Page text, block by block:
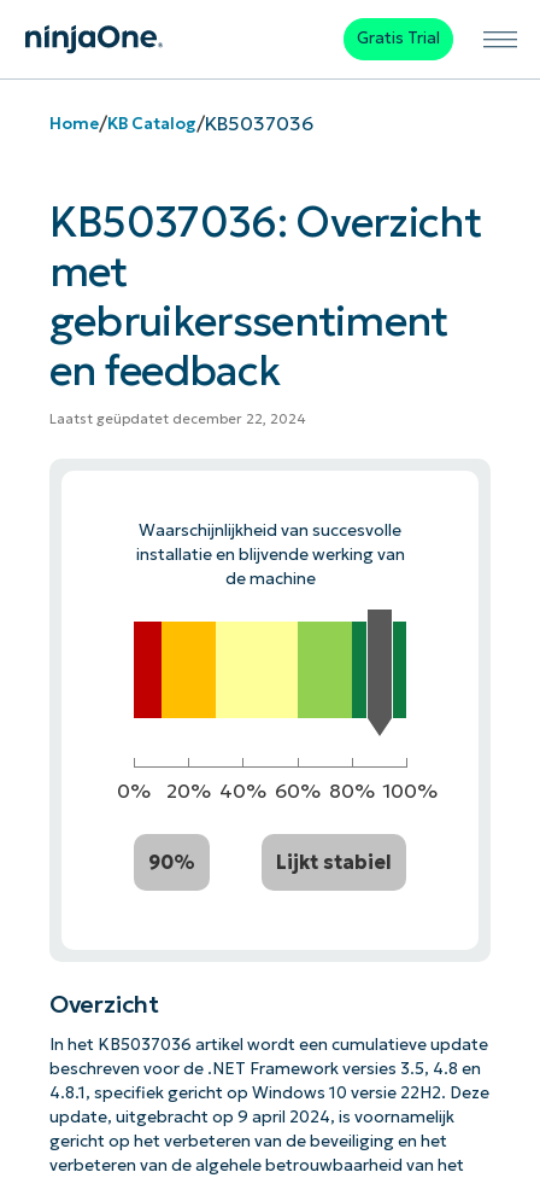
Gratis Trial
Home/KB Catalog/KB5037036
KB5037036: Overzicht
met
gebruikerssentiment
en feedback
Laatst geüpdatet december 22, 2024
Waarschijnlijkheid van succesvolle
installatie en blijvende werking van
de machine
0% 20% 40% 60% 80% 100%
90% Lijkt stabiel
Overzicht
In het KB5037036 artikel wordt een cumulatieve update
beschreven voor de .NET Framework versies 3.5, 4.8 en
4.8.1, specifiek gericht op Windows 10 versie 22H2. Deze
update, uitgebracht op 9 april 2024, is voornamelijk
gericht op het verbeteren van de beveiliging en het
verbeteren van de algehele betrouwbaarheid van het